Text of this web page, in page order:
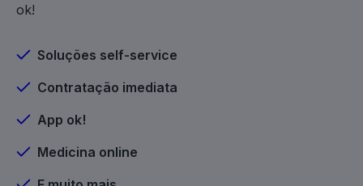
ok!
Soluções self-service
Contratação imediata
App ok!
Medicina online